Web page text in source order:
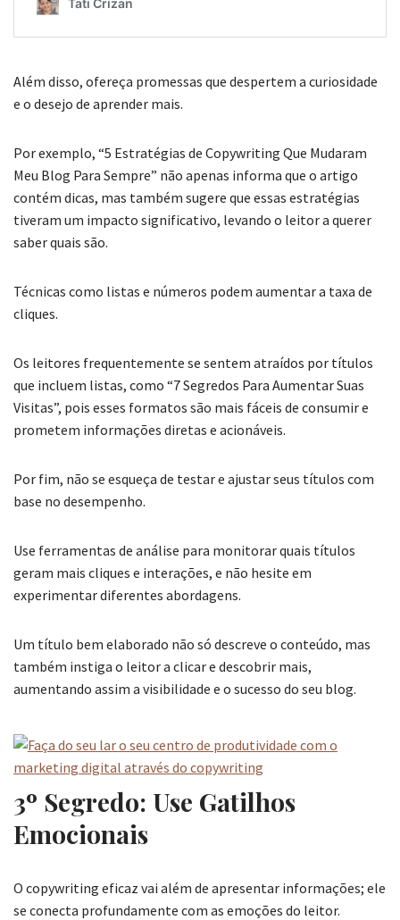
Além disso, ofereça promessas que despertem a curiosidade
e o desejo de aprender mais.
Por exemplo, “5 Estratégias de Copywriting Que Mudaram
Meu Blog Para Sempre” não apenas informa que o artigo
contém dicas, mas também sugere que essas estratégias
tiveram um impacto significativo, levando o leitor a querer
saber quais são.
Técnicas como listas e números podem aumentar a taxa de
cliques.
Os leitores frequentemente se sentem atraídos por títulos
que incluem listas, como “7 Segredos Para Aumentar Suas
Visitas”, pois esses formatos são mais fáceis de consumir e
prometem informações diretas e acionáveis.
Por fim, não se esqueça de testar e ajustar seus títulos com
base no desempenho.
Use ferramentas de análise para monitorar quais títulos
geram mais cliques e interações, e não hesite em
experimentar diferentes abordagens.
Um título bem elaborado não só descreve o conteúdo, mas
também instiga o leitor a clicar e descobrir mais,
aumentando assim a visibilidade e o sucesso do seu blog.
3º Segredo: Use Gatilhos
Emocionais
O copywriting eficaz vai além de apresentar informações; ele
se conecta profundamente com as emoções do leitor.